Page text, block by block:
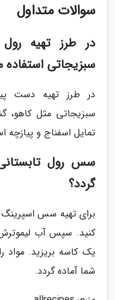
سوالات متداول
در طرز تهیه رول
سبزیجاتی استفاده
در طرز تهیه دست
سبزیجاتی مثل کاهو،
تمایل اسفناج و پیازچه
سس رول
گردد؟
برای تهیه سس اسپرینگ
کنید. سپس آب
یک کاسه بریزید.
شما آماده گردد.